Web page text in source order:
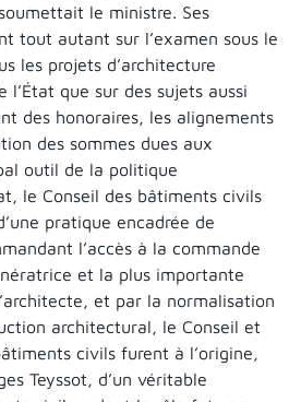
le ministre. Ses
tout autant sur l’examen sous le
les projets d’architecture
l’État que sur des sujets aussi
des honoraires, les alignements
des sommes dues aux
outil de la politique
le Conseil des bâtiments civils
pratique encadrée de
l’accès à la commande
et la plus importante
et par la normalisation
architectural, le Conseil et
civils furent à l’origine,
Teyssot, d’un véritable